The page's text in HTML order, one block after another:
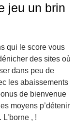
jeu un brin
qui le score vous
des sites où
dans peu de
les abaissements
de bienvenue
moyens p’détenir
, !